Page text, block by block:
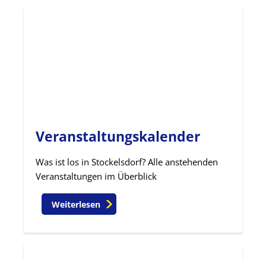
Veranstaltungskalender
Was ist los in Stockelsdorf? Alle anstehenden
Veranstaltungen im Überblick
Weiterlesen